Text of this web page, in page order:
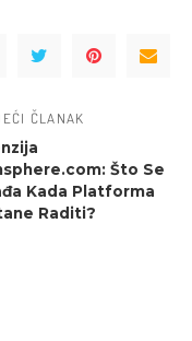
ČLANAK
Što Se
Kada Platforma
Raditi?